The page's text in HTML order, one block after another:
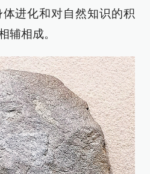
进化和对自然知识的积
辅相成。